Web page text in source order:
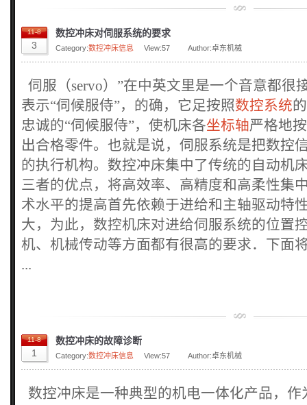
11-8
3
数控冲床对伺服系统的要求
Category:数控冲床信息 View:57 Author:卓东机械
伺服（servo）”在中英文里是一个音意都很
表示“伺候服侍”，的确，它足按照数控系统
忠诚的“伺候服侍”，使机床各坐标轴严格地
出合格零件。也就是说，伺服系统是把数控
的执行机构。数控冲床集中了传统的自动机
三者的优点，将高效率、高精度和高柔性集
术水平的提高首先依赖于进给和主轴驱动特
大，为此，数控机床对进给伺服系统的位置
机、机械传动等方面都有很高的要求．下面
...
11-8
1
数控冲床的故障诊断
Category:数控冲床信息 View:57 Author:卓东机械
数控冲床是一种典型的机电一体化产品，